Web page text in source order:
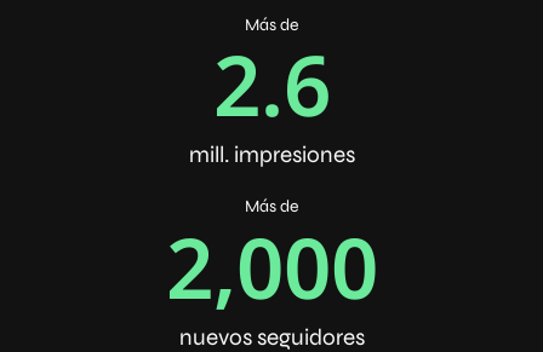
Más de
mill. impresiones
2.6
Más de
nuevos seguidores
2,000